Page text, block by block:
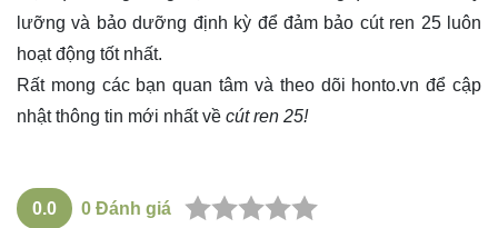
lưỡng và bảo dưỡng định kỳ để đảm bảo cút ren 25 luôn
hoạt động tốt nhất.
Rất mong các bạn quan tâm và theo dõi honto.vn để cập
nhật thông tin mới nhất về cút ren 25!
0.0 0 Đánh giá